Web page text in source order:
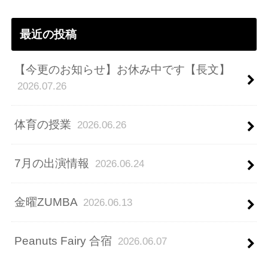
最近の投稿
【今更のお知らせ】お休み中です【長文】
2026.07.26
体育の授業 2026.06.26
7月の出演情報 2026.06.24
金曜ZUMBA 2026.06.13
Peanuts Fairy 合宿 2026.06.07